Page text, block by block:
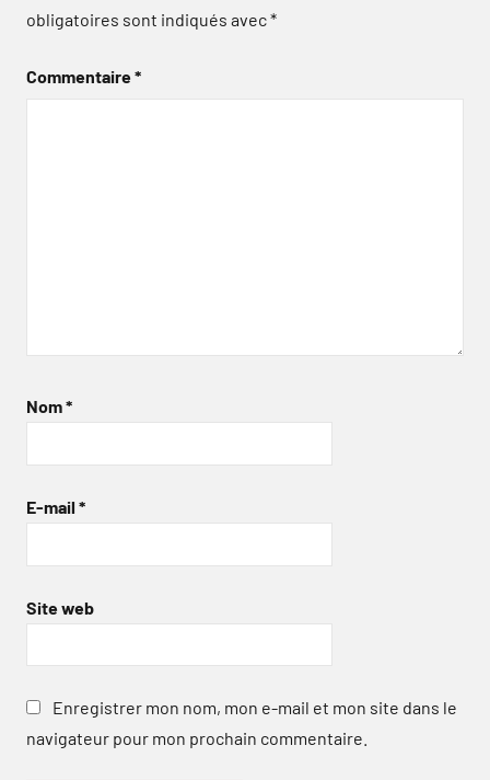
obligatoires sont indiqués avec*
Commentaire*
Nom*
E-mail *
Site web
Enregistrer mon nom, mon e-mail et mon site dans le
navigateur pour mon prochain commentaire.